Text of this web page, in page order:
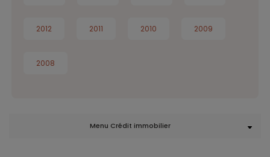
2012 2011 2010 2009
2008
Menu Crédit immobilier